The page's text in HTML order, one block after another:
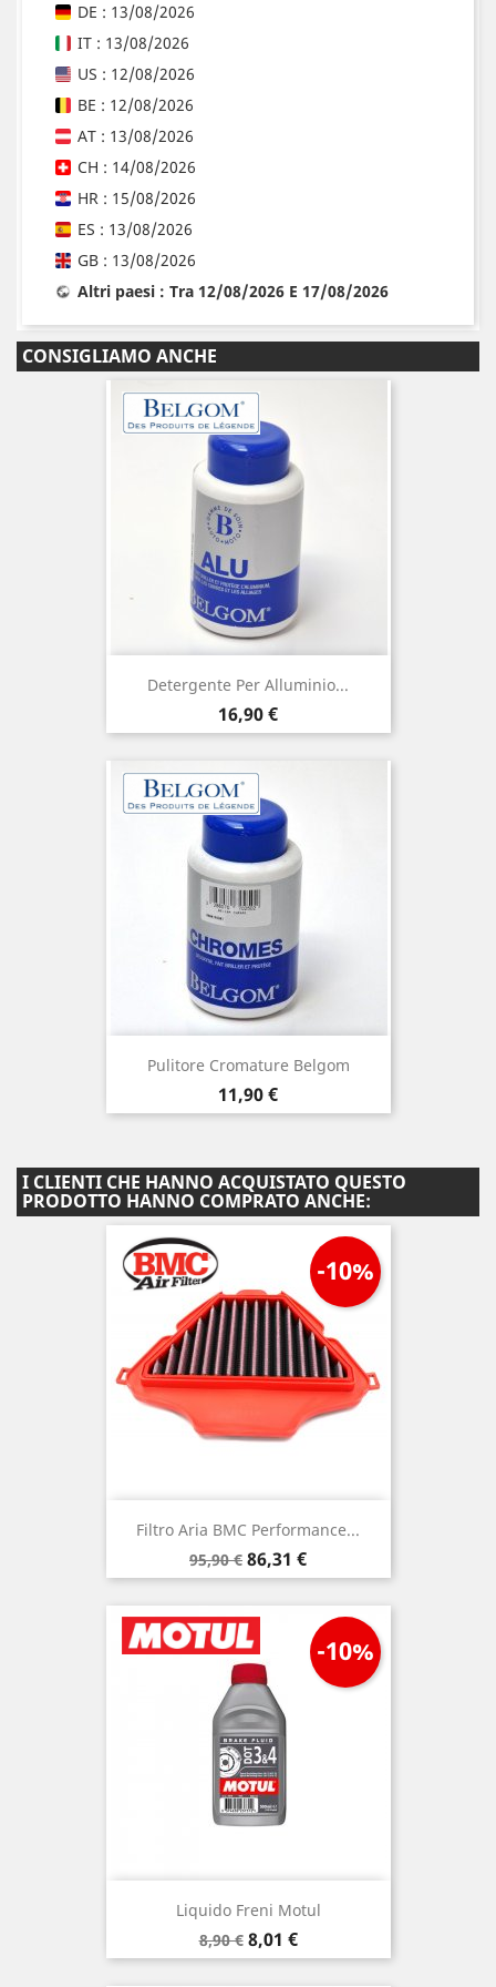
DE : 13/08/2026
IT : 13/08/2026
US : 12/08/2026
BE : 12/08/2026
AT : 13/08/2026
CH : 14/08/2026
HR : 15/08/2026
ES : 13/08/2026
GB : 13/08/2026
Altri paesi : Tra 12/08/2026 E 17/08/2026
CONSIGLIAMO ANCHE
Detergente Per Alluminio...
Prezzo
16,90 €
Pulitore Cromature Belgom
Prezzo
11,90 €
I CLIENTI CHE HANNO ACQUISTATO QUESTO
PRODOTTO HANNO COMPRATO ANCHE:
Filtro Aria BMC Performance...
Prezzo
base
95,90 €
-10%
Prezzo
86,31 €
Liquido Freni Motul
Prezzo
base
8,90 €
-10%
Prezzo
8,01 €